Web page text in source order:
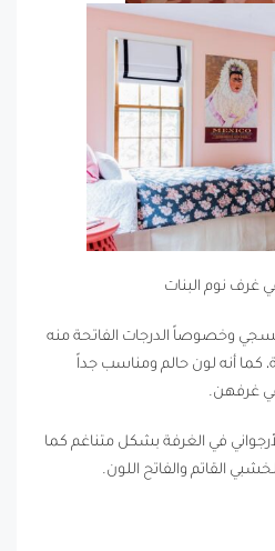
غرف نوم البنات
وخصوصاً الدرجات الفاتحة منه
كما أنه لون حالم ومناسب جداً
غرفهن.
في الغرفة بشكل متناغم كما
القاتم والفاتح اللون.